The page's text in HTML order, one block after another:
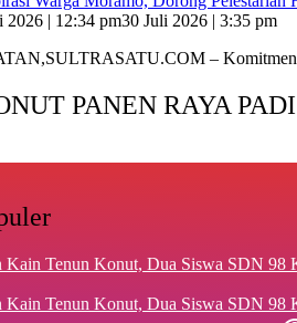
2026 | 12:34 pm30 Juli 2026 | 3:35 pm
– Komitmen
PANEN RAYA
Kain Tenun Konut, Dua Siswa SDN 98